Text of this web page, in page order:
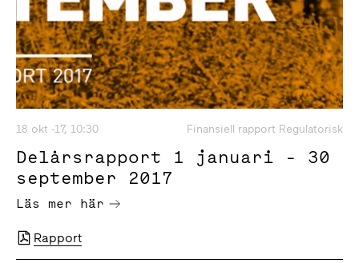
18 okt -17, 10:30 Finansiell rapport Regulatorisk
Delårsrapport 1 januari - 30
september 2017
Läs mer här
Rapport